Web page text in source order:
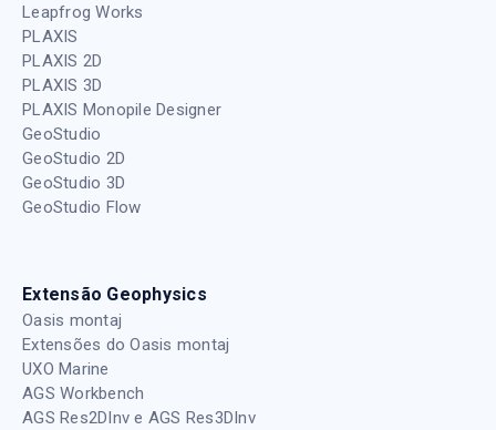
Leapfrog Works
PLAXIS
PLAXIS 2D
PLAXIS 3D
PLAXIS Monopile Designer
GeoStudio
GeoStudio 2D
GeoStudio 3D
GeoStudio Flow
Extensão Geophysics
Oasis montaj
Extensões do Oasis montaj
UXO Marine
AGS Workbench
AGS Res2DInv e AGS Res3DInv